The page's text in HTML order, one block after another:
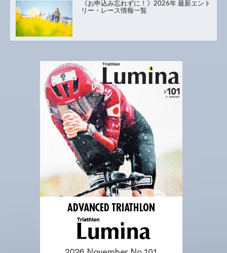
《お申込み忘れずに！》2026年 最新エント
リー・レース情報一覧